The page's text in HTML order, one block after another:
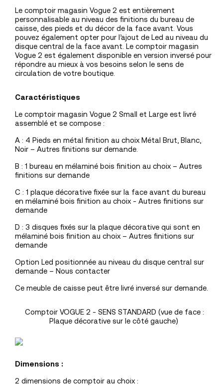
Le comptoir magasin Vogue 2 est entièrement
personnalisable au niveau des finitions du bureau de
caisse, des pieds et du décor de la face avant. Vous
pouvez également opter pour l’ajout de Led au niveau du
disque central de la face avant. Le comptoir magasin
Vogue 2 est également disponible en version inversé pour
répondre au mieux à vos besoins selon le sens de
circulation de votre boutique.
Caractéristiques
Le comptoir magasin Vogue 2 Small et Large est livré
assemblé et se compose :
A : 4 Pieds en métal finition au choix Métal Brut, Blanc,
Noir – Autres finitions sur demande.
B : 1 bureau en mélaminé bois finition au choix – Autres
finitions sur demande
C : 1 plaque décorative fixée sur la face avant du bureau
en mélaminé bois finition au choix - Autres finitions sur
demande
D : 3 disques fixés sur la plaque décorative qui sont en
mélaminé bois finition au choix – Autres finitions sur
demande
Option Led positionnée au niveau du disque central sur
demande – Nous contacter
Ce meuble de caisse peut être livré inversé sur demande.
Comptoir VOGUE 2 - SENS STANDARD (vue de face :
Plaque décorative sur le côté gauche)
Dimensions :
2 dimensions de comptoir au choix :